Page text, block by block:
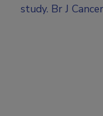
study. Br J